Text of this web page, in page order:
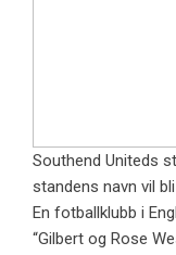
Southend Uniteds
standens navn vil
En fotballklubb i
“Gilbert og Rose